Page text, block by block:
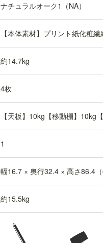
の販売をしています。
ださい。
ナチュラルオーク1（NA）
【本体素材】プリント紙化粧繊
約14.7kg
4枚
【天板】10kg【移動棚】10kg
1
幅16.7 × 奥行32.4 × 高さ86.4（
約15.5kg